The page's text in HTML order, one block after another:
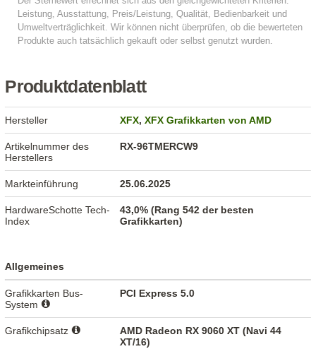
Produktdatenblatt
Hersteller XFX,XFX Grafikkarten von AMD
Artikelnummer des
Herstellers
RX-96TMERCW9
Markteinführung 25.06.2025
HardwareSchotte Tech-
Index
43,0% (Rang 542 der besten
Grafikkarten)
Allgemeines
Grafikkarten Bus-
System
PCI Express 5.0
Grafikchipsatz
AMD Radeon RX 9060 XT (Navi 44
XT/16)